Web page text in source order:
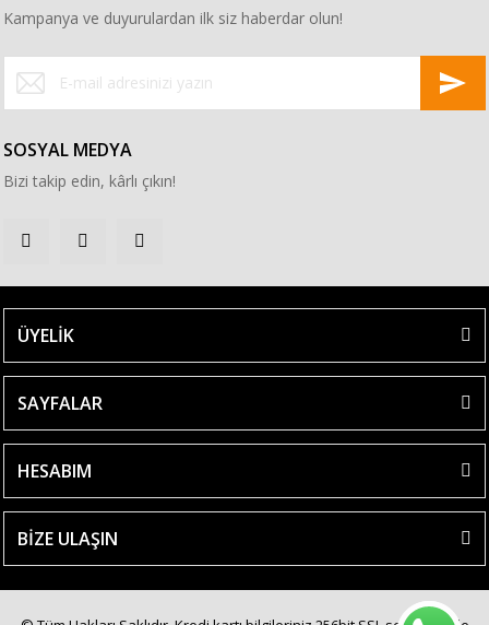
Kampanya ve duyurulardan ilk siz haberdar olun!
SOSYAL MEDYA
Bizi takip edin, kârlı çıkın!
ÜYELİK
SAYFALAR
HESABIM
BİZE ULAŞIN